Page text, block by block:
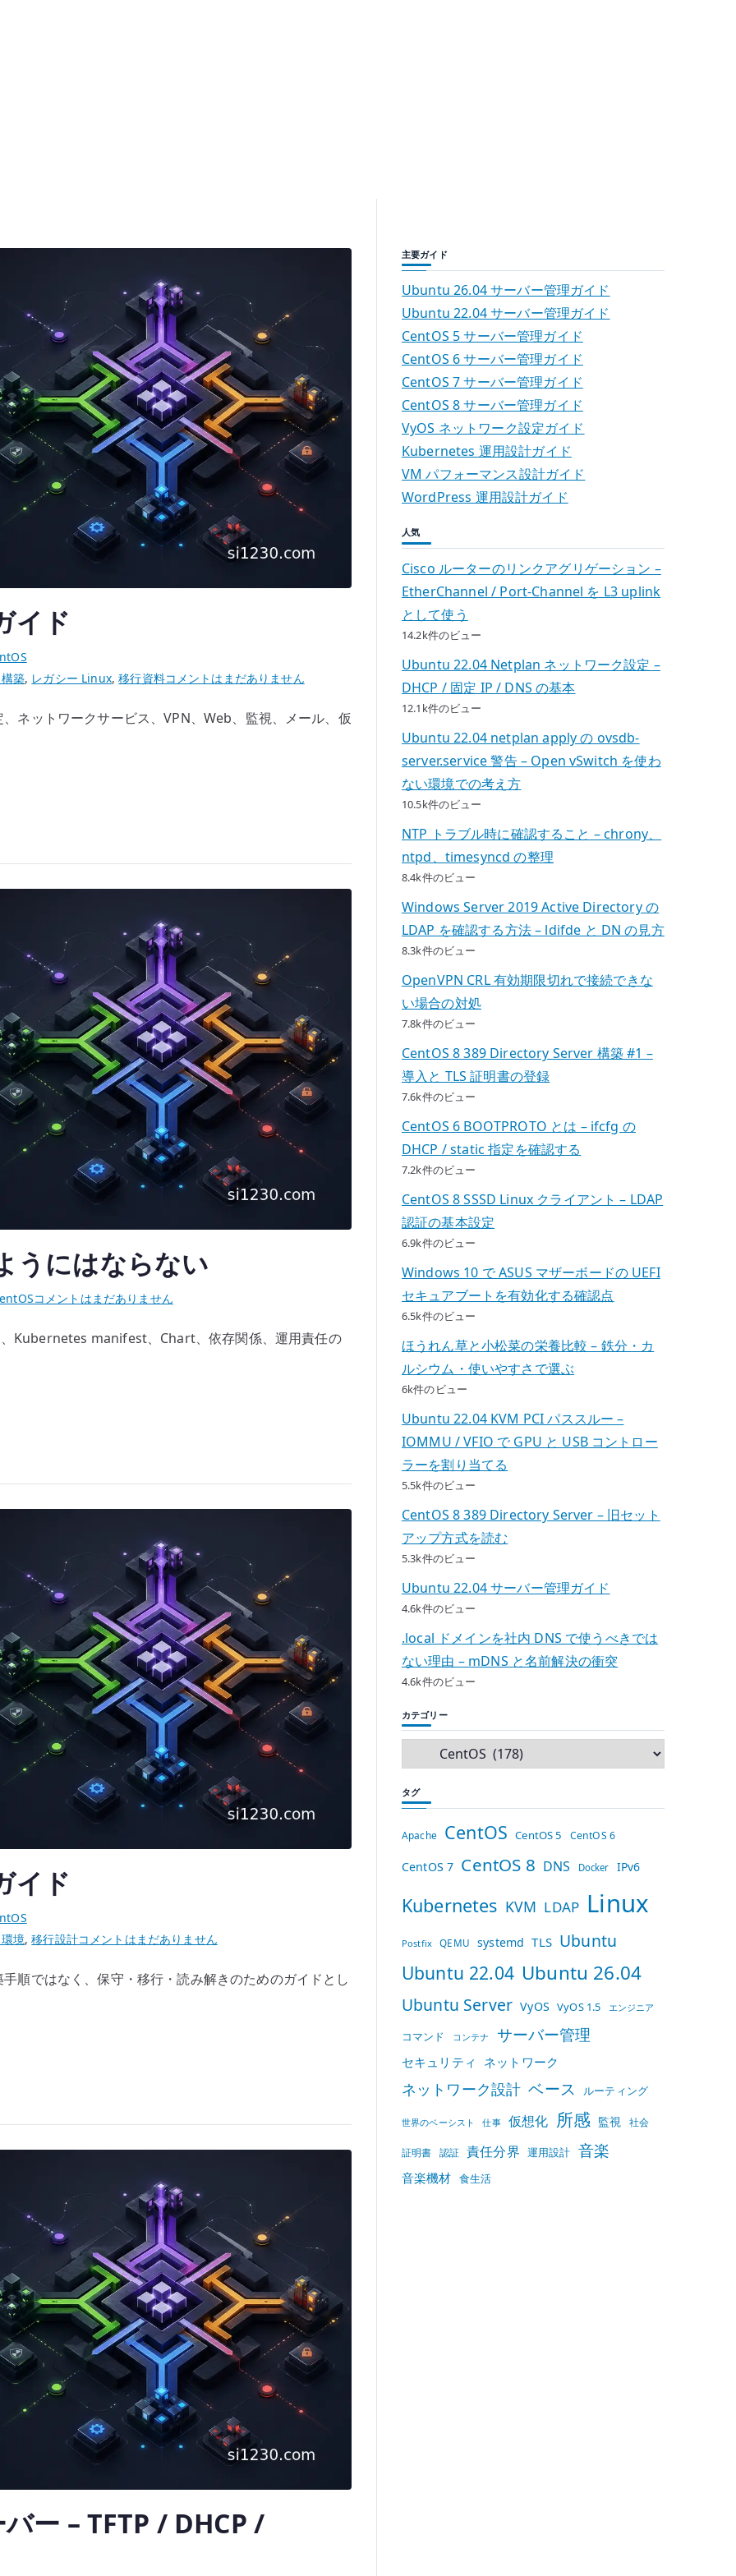
イド
築, レガシー Linux,移行資料CentOS
サ
ド
の
コメントはまだありません
ネットワークサービス、VPN、Web、監視、メール、仮
うにはならない
Helm
Apt
は
な
い
へ
コメントはまだありません
Kubernetes manifest、Chart、依存関係、運用責任の
イド
境,移行設計CentOS
サ
イ
ド
コメントはまだありません
順ではなく、保守・移行・読み解きのためのガイドとし
ー – TFTP / DHCP /
主要ガイド
Ubuntu 26.04 サーバー管理ガイド
Ubuntu 22.04 サーバー管理ガイド
CentOS 5 サーバー管理ガイド
CentOS 6 サーバー管理ガイド
CentOS 7 サーバー管理ガイド
CentOS 8 サーバー管理ガイド
VyOS ネットワーク設定ガイド
Kubernetes 運用設計ガイド
VM パフォーマンス設計ガイド
WordPress 運用設計ガイド
人気
Cisco ルーターのリンクアグリゲーション –
EtherChannel / Port-Channel を L3 uplink
として使う
14.2k件のビュー
Ubuntu 22.04 Netplan ネットワーク設定 –
DHCP / 固定 IP / DNS の基本
12.1k件のビュー
Ubuntu 22.04 netplan apply の ovsdb-
server.service 警告 – Open vSwitch を使わ
ない環境での考え方
10.5k件のビュー
NTP トラブル時に確認すること – chrony、
ntpd、timesyncd の整理
8.4k件のビュー
Windows Server 2019 Active Directory の
LDAP を確認する方法 – ldifde と DN の見方
8.3k件のビュー
OpenVPN CRL 有効期限切れで接続できな
い場合の対処
7.8k件のビュー
CentOS 8 389 Directory Server 構築 #1 –
導入と TLS 証明書の登録
7.6k件のビュー
CentOS 6 BOOTPROTO とは – ifcfg の
DHCP / static 指定を確認する
7.2k件のビュー
CentOS 8 SSSD Linux クライアント – LDAP
認証の基本設定
6.9k件のビュー
Windows 10 で ASUS マザーボードの UEFI
セキュアブートを有効化する確認点
6.5k件のビュー
ほうれん草と小松菜の栄養比較 – 鉄分・カ
ルシウム・使いやすさで選ぶ
6k件のビュー
Ubuntu 22.04 KVM PCI パススルー –
IOMMU / VFIO で GPU と USB コントロー
ラーを割り当てる
5.5k件のビュー
CentOS 8 389 Directory Server – 旧セット
アップ方式を読む
5.3k件のビュー
Ubuntu 22.04 サーバー管理ガイド
4.6k件のビュー
.local ドメインを社内 DNS で使うべきでは
ない理由 – mDNS と名前解決の衝突
4.6k件のビュー
カテゴリー
タグ
Apache CentOS CentOS 5 CentOS 6
CentOS 7 CentOS 8 DNS Docker IPv6
Kubernetes KVM LDAP Linux
Postfix QEMU systemd TLS Ubuntu
Ubuntu 22.04 Ubuntu 26.04
Ubuntu Server VyOS VyOS 1.5 エンジニア
コマンド コンテナ サーバー管理
セキュリティ ネットワーク
ネットワーク設計 ベース ルーティング
世界のベーシスト 仕事 仮想化 所感 監視 社会
証明書 認証 責任分界 運用設計 音楽
音楽機材 食生活